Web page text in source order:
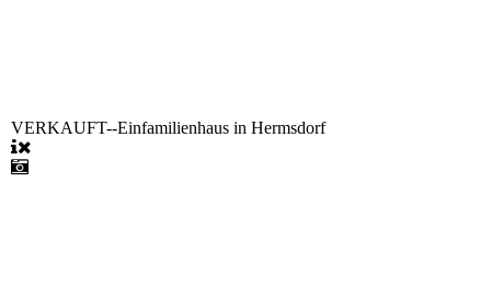
VERKAUFT--Einfamilienhaus in Hermsdorf